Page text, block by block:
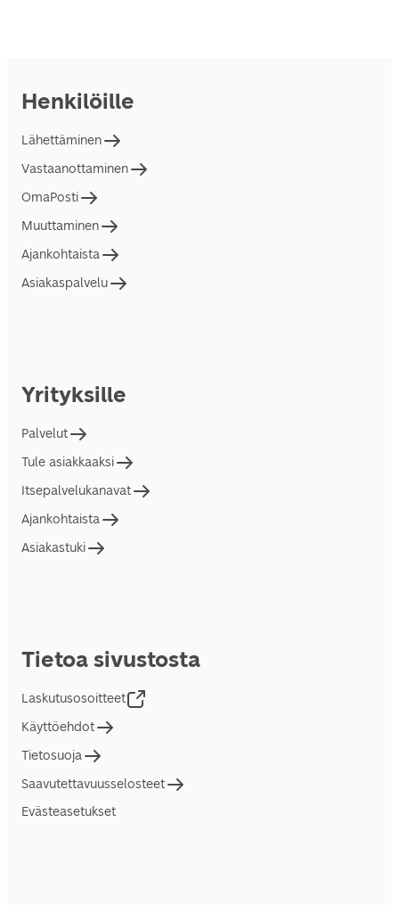
Henkilöille
Lähettäminen
Vastaanottaminen
OmaPosti
Muuttaminen
Ajankohtaista
Asiakaspalvelu
Yrityksille
Palvelut
Tule asiakkaaksi
Itsepalvelukanavat
Ajankohtaista
Asiakastuki
Tietoa sivustosta
Laskutusosoitteet
Käyttöehdot
Tietosuoja
Saavutettavuusselosteet
Evästeasetukset